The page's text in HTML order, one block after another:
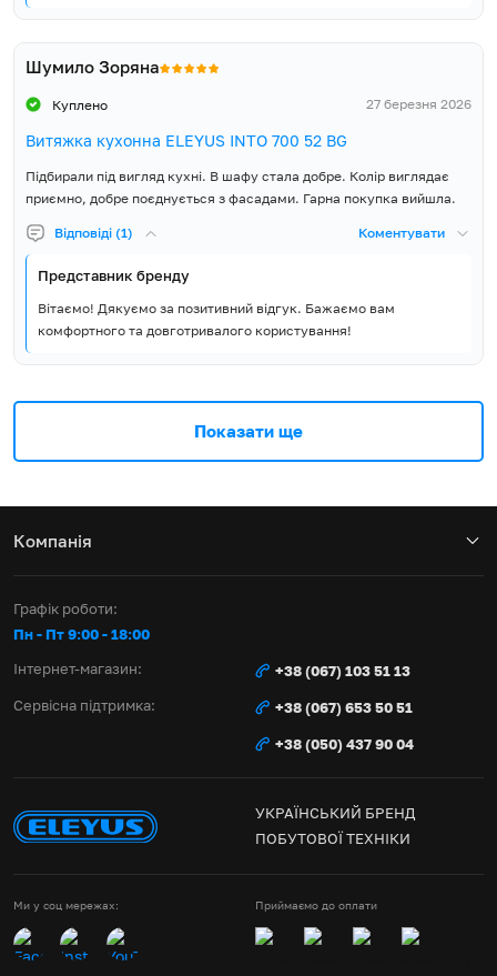
Шумило Зоряна
Куплено 27 березня 2026
Витяжка кухонна ELEYUS INTO 700 52 BG
Підбирали під вигляд кухні. В шафу стала добре. Колір виглядає
приємно, добре поєднується з фасадами. Гарна покупка вийшла.
Відповіді (1) Коментувати
Представник бренду
Вітаємо! Дякуємо за позитивний відгук. Бажаємо вам
комфортного та довготривалого користування!
Показати ще
Компанія
Графік роботи:
Пн - Пт 9:00 - 18:00
Інтернет-магазин:
+38 (067) 103 51 13
Сервісна підтримка:
+38 (067) 653 50 51
+38 (050) 437 90 04
УКРАЇНСЬКИЙ БРЕНД
ПОБУТОВОЇ ТЕХНІКИ
Ми у соц мережах: Приймаємо до оплати